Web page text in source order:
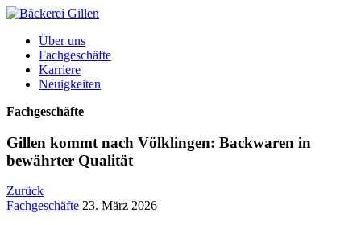
Über uns
Fachgeschäfte
Karriere
Neuigkeiten
Fachgeschäfte
Gillen kommt nach Völklingen: Backwaren in
bewährter Qualität
Zurück
Fachgeschäfte 23. März 2026